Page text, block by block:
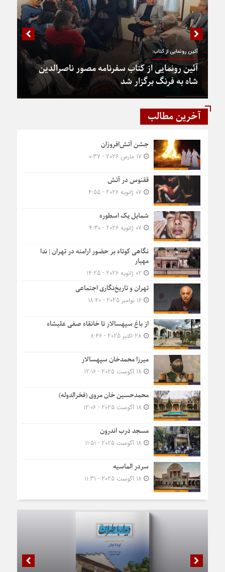
آئین رونمایی از کتاب:
آئین رونمایی از کتاب سفرنامه مصور ناصرالدین
شاه به فرنگ برگزار شد
آخرین مطالب
جشن آتش‌افروزان
ققنوس در آتش
شمایل یک اسطوره
نگاهی کوتاه بر حضور ارامنه در تهران | ندا
مهیار
تهران و تاریخ‌نگاری اجتماعی
16 نوامبر 2025 - 18:40
از باغ سپهسالار تا خانقاه صفی علیشاه
میرزا محمدخان سپهسالار
محمدحسین خان مروی (فخرالدوله)
مسجد درب اندرون
سردر الماسیه